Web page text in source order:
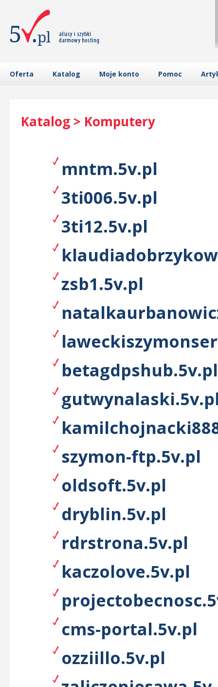
Oferta Katalog Moje konto Pomoc
Katalog > Komputery
mntm.5v.pl
3ti006.5v.pl
3ti12.5v.pl
zsb1.5v.pl
betagdpshub.5v.pl
szymon-ftp.5v.pl
oldsoft.5v.pl
dryblin.5v.pl
rdrstrona.5v.pl
kaczolove.5v.pl
cms-portal.5v.pl
ozziillo.5v.pl